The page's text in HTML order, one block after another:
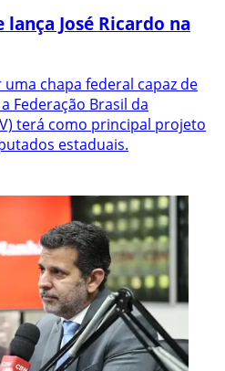
José Ricardo na
chapa federal capaz de
Federação Brasil da
terá como principal projeto
estaduais.